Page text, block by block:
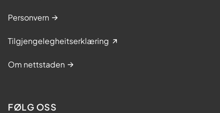
Personvern
Tilgjengelegheitserklæring
Om nettstaden
FØLG OSS